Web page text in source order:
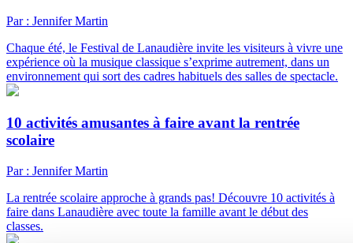
Par : Jennifer Martin
Chaque été, le Festival de Lanaudière invite les visiteurs à vivre une
expérience où la musique classique s’exprime autrement, dans un
environnement qui sort des cadres habituels des salles de spectacle.
10 activités amusantes à faire avant la rentrée
scolaire
Par : Jennifer Martin
La rentrée scolaire approche à grands pas! Découvre 10 activités à
faire dans Lanaudière avec toute la famille avant le début des
classes.